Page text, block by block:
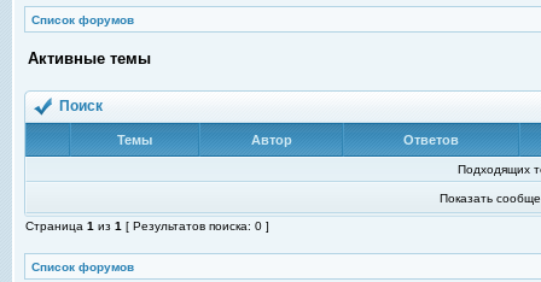
Список форумов
Активные темы
Поиск
Темы Автор Ответов
Подходящих
Показать
Страница 1 из 1 [ Результатов поиска: 0 ]
Список форумов